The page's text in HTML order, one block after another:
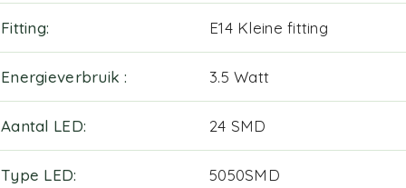
Fitting E14 Kleine fitting
Energieverbruik 3.5 Watt
Aantal LED 24 SMD
Type LED 5050SMD